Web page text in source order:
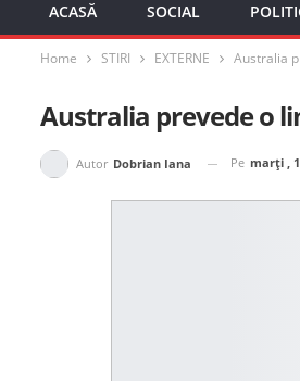
ACASĂ SOCIAL
Home STIRI EXTERNE Australia
Australia prevede o
Autor Dobrian Iana Pe marți ,